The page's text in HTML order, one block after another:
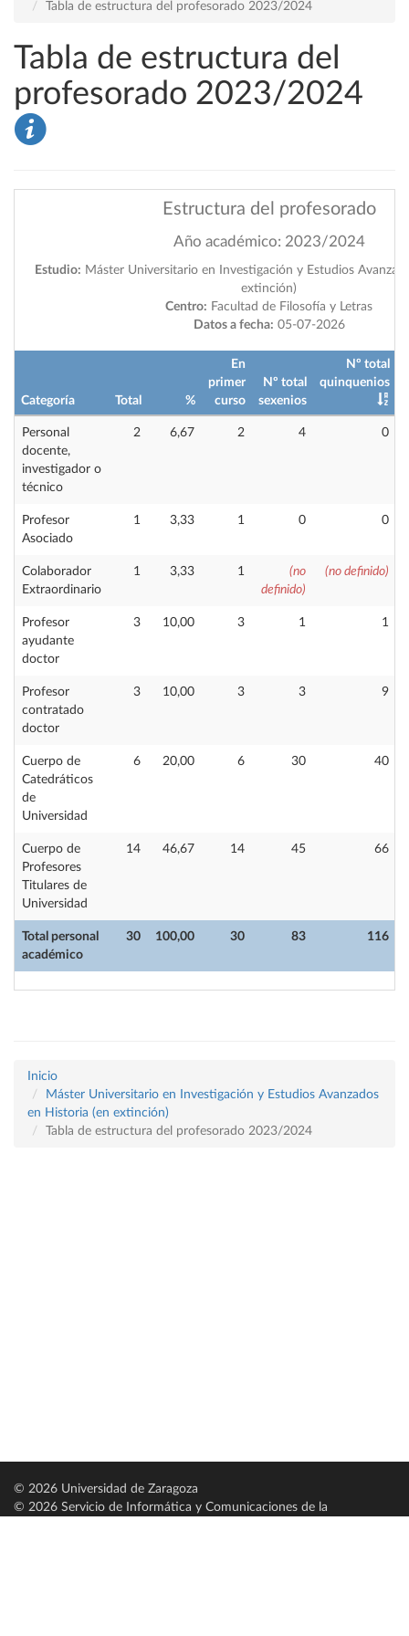
Tabla de estructura del profesorado 2023/2024
Tabla de estructura del
profesorado 2023/2024
Estructura del profesorado
Año académico: 2023/2024
Estudio: Máster Universitario en Investigación y Estudios
extinción)
Centro: Facultad de Filosofía y Letras
Datos a fecha: 05-07-2026
Categoría Total %
En
primer
curso
Nº total
sexenios
Nº total
quinquenios
Total personal
académico
30 100,00 30 83 116
Personal
docente,
investigador o
técnico
2 6,67 2 4 0
Profesor
Asociado
1 3,33 1 0 0
Colaborador
Extraordinario
1 3,33 1
(no
definido)
(no definido)
Profesor
ayudante
doctor
3 10,00 3 1 1
Profesor
contratado
doctor
3 10,00 3 3 9
Cuerpo de
Catedráticos
de
Universidad
6 20,00 6 30 40
Cuerpo de
Profesores
Titulares de
Universidad
14 46,67 14 45 66
Inicio
Máster Universitario en Investigación y Estudios Avanzados
en Historia (en extinción)
Tabla de estructura del profesorado 2023/2024
© 2026 Universidad de Zaragoza
© 2026 Servicio de Informática y Comunicaciones de la